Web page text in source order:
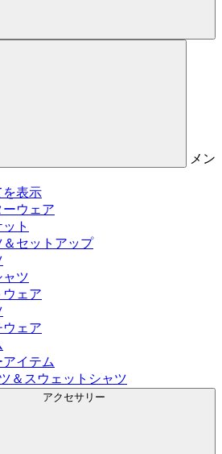
メン
を表示
ーウェア
ト
＆セットアップ
ャツ
ウェア
ウェア
アイテム
＆スウェットシャツ
アクセサリー